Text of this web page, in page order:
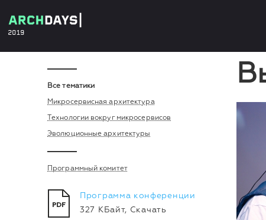
Все тематики
Микросервисная архитектура
Технологии вокруг микросервисов
Эволюционные архитектуры
Программный комитет
Программа конференции
327 КБайт, Скачать